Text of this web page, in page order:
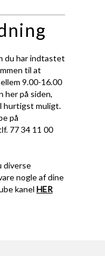
du har indtastet
til at
9.00-16.00
her på siden,
hurtigst muligt.
på
77 34 11 00
diverse
nogle af dine
kanel HER